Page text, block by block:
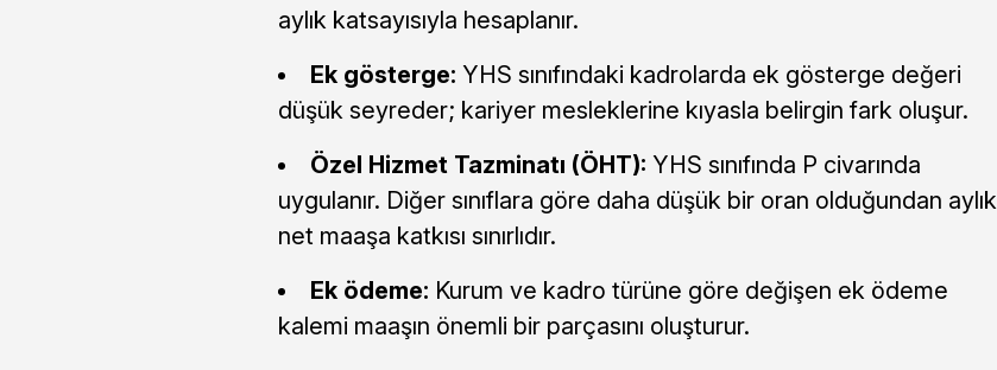
aylık katsayısıyla hesaplanır.
Ek gösterge: YHS sınıfındaki kadrolarda ek gösterge değeri
düşük seyreder; kariyer mesleklerine kıyasla belirgin fark oluşur.
Özel Hizmet Tazminatı (ÖHT): YHS sınıfında P civarında
uygulanır. Diğer sınıflara göre daha düşük bir oran olduğundan aylık
net maaşa katkısı sınırlıdır.
Ek ödeme: Kurum ve kadro türüne göre değişen ek ödeme
kalemi maaşın önemli bir parçasını oluşturur.